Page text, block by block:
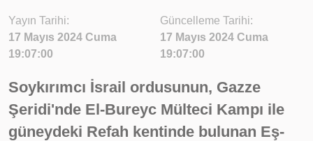
Yayın Tarihi:
17 Mayıs 2024 Cuma
19:07:00
Güncelleme Tarihi:
17 Mayıs 2024 Cuma
19:07:00
Soykırımcı İsrail ordusunun, Gazze
Şeridi'nde El-Bureyc Mülteci Kampı ile
güneydeki Refah kentinde bulunan Eş-